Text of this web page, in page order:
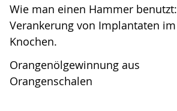
Wie man einen Hammer benutzt:
Verankerung von Implantaten im
Knochen.
Orangenölgewinnung aus
Orangenschalen